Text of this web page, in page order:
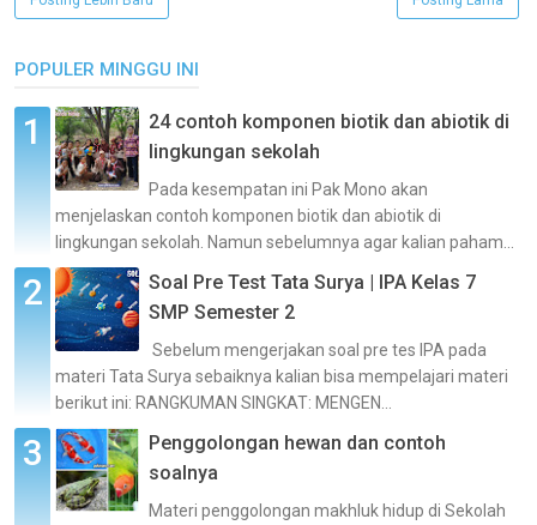
POPULER MINGGU INI
24 contoh komponen biotik dan abiotik di
lingkungan sekolah
Pada kesempatan ini Pak Mono akan
menjelaskan contoh komponen biotik dan abiotik di
lingkungan sekolah. Namun sebelumnya agar kalian paham...
Soal Pre Test Tata Surya | IPA Kelas 7
SMP Semester 2
Sebelum mengerjakan soal pre tes IPA pada
materi Tata Surya sebaiknya kalian bisa mempelajari materi
berikut ini: RANGKUMAN SINGKAT: MENGEN...
Penggolongan hewan dan contoh
soalnya
Materi penggolongan makhluk hidup di Sekolah